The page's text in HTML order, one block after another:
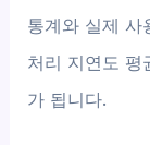
통계와 실제 사
처리 지연도 평
가 됩니다.